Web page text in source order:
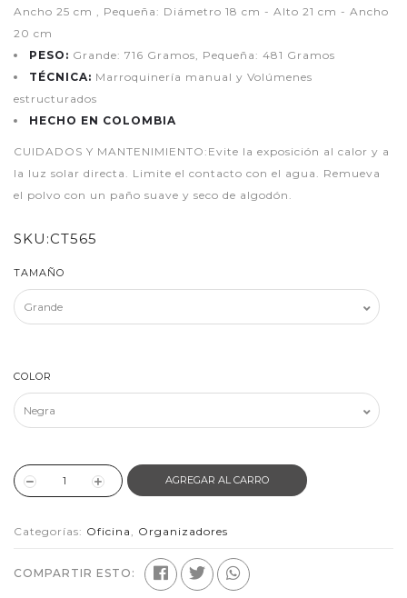
Ancho 25 cm , Pequeña: Diámetro 18 cm - Alto 21 cm - Ancho
20 cm
PESO: Grande: 716 Gramos, Pequeña: 481 Gramos
TÉCNICA: Marroquinería manual y Volúmenes
estructurados
HECHO EN COLOMBIA
CUIDADOS Y MANTENIMIENTO:Evite la exposición al calor y a
la luz solar directa. Limite el contacto con el agua. Remueva
el polvo con un paño suave y seco de algodón.
SKU:CT565
TAMAÑO
COLOR
AGREGAR AL CARRO
Categorías: Oficina , Organizadores
COMPARTIR ESTO: